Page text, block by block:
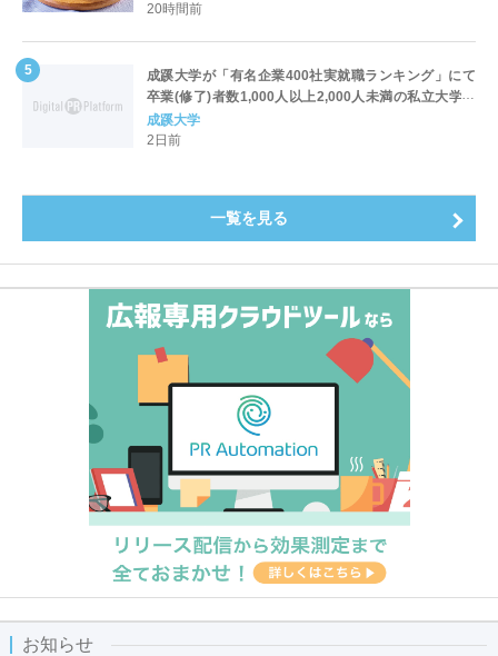
20時間前
成蹊大学が「有名企業400社実就職ランキング」にて
卒業(修了)者数1,000人以上2,000人未満の私立大学で
全国第1位を獲得！～実就職率は26.5%（前年比＋
4.3pt）に伸長、東京の私立大学でも10位にランクイン
成蹊大学
2日前
一覧を見る
お知らせ